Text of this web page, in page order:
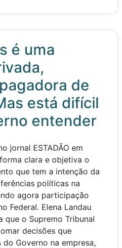
é uma
de
está difícil
entender
jornal ESTADÃO em
clara e objetiva o
que tem a intenção da
políticas na
agora participação
Federal. Elena Landau
que o Supremo Tribunal
decisões que
Governo na empresa,